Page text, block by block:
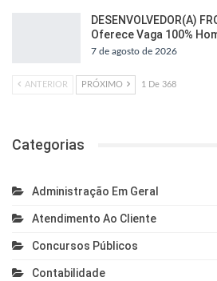
DESENVOLVEDOR(A)
Oferece Vaga 100%
7 de agosto de 2026
ANTERIOR PRÓXIMO 1 De 368
Categorias
Administração Em Geral
Atendimento Ao Cliente
Concursos Públicos
Contabilidade